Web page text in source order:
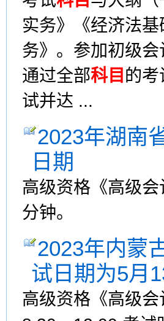
实务》《经济法
务》。参加初级
通过全部科目 的
试并达 ...
2023年湖南
日期
高级资格《高级会
分钟。
2023年内蒙
试日期为5月
高级资格《高级会